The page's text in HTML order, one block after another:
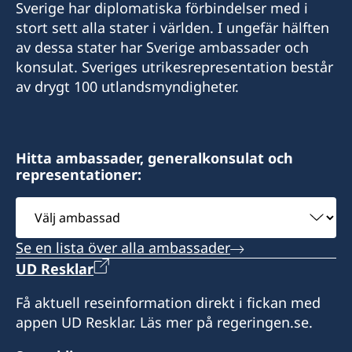
Adress:
La Rioja 355
3360 Oberá, Misiones
Argentina
Mónica Erasmie
+54 9 2901 646428
E-post:
finsueushuaia@gmail.com
V9410BBE Ushuaia, Tierra del Fuego
Argentina
Vänligen boka tid via mejl eller whatsapp innan
besök.
Honorärkonsul
Maria E. Giró
info@suecia.consuladouy.com
Rambla 25 de Agosto 318, Apto. 802, esq. Colón
y Solís
Vänligen boka tid via mail innan besök.
Telefontider: måndag, onsdag och fredag kl. 15
- 16
Honorär generalkonsul
Assistent till konsuln
Mobil:
+595 972 256252
E-mail:
Rieder & Cía
Avenida Perú N° 1098 y Artigas
Barrio Las Mercedes, Asunción
Paraguay
Öppettider: måndag till fredag kl. 7.30-12.00
Konsulatet är stängt på Paraguays nationella
helgdagar.
Sverige har diplomatiska förbindelser med i
stort sett alla stater i världen. I ungefär hälften
av dessa stater har Sverige ambassader och
konsulat. Sveriges utrikesrepresentation består
av drygt 100 utlandsmyndigheter.
Hitta ambassader, generalkonsulat och
representationer:
Välj
ambassad
Se en lista över alla ambassader
UD Resklar
Få aktuell reseinformation direkt i fickan med
appen UD Resklar. Läs mer på regeringen.se.